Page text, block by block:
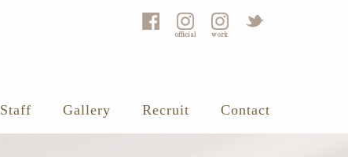
Staff Gallery Recruit Contact